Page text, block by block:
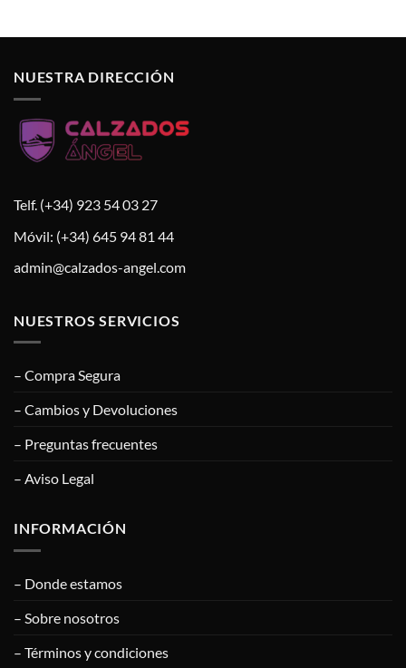
NUESTRA DIRECCIÓN
Telf. (+34) 923 54 03 27
Móvil: (+34) 645 94 81 44
admin@calzados-angel.com
NUESTROS SERVICIOS
– Compra Segura
– Cambios y Devoluciones
– Preguntas frecuentes
– Aviso Legal
INFORMACIÓN
– Donde estamos
– Sobre nosotros
– Términos y condiciones